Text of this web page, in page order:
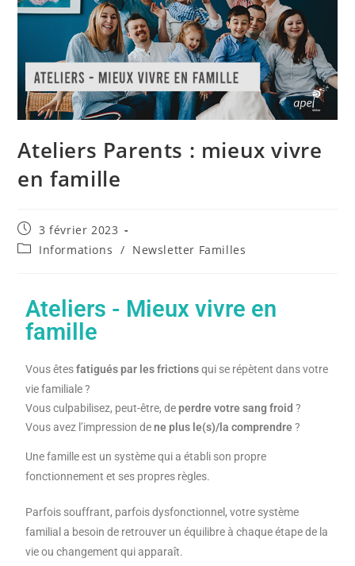
Ateliers Parents : mieux vivre
en famille
3 février 2023
Informations / Newsletter Familles
Ateliers - Mieux vivre en
famille
Vous êtesfatigués par les frictionsqui se répètent dans votre
vie familiale ?
Vous culpabilisez, peut-être, deperdre votre sang froid ?
Vous avez l’impression dene plus le(s)/la comprendre ?
Une famille est un système qui a établi son propre
fonctionnement et ses propres règles.
Parfois souffrant, parfois dysfonctionnel, votre système
familial a besoin de retrouver un équilibre à chaque étape de la
vie ou changement qui apparaît.